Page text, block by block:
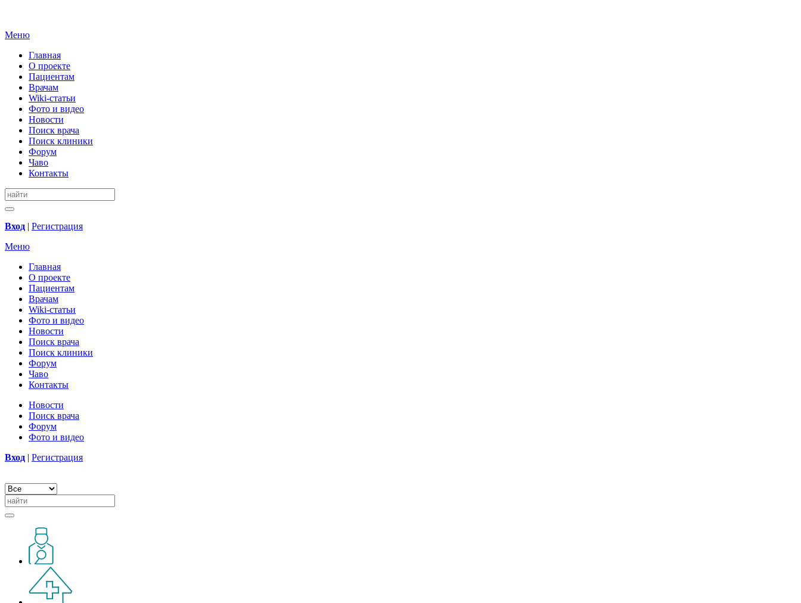
Меню
Главная
О проекте
Пациентам
Врачам
Wiki-статьи
Фото и видео
Новости
Поиск врача
Поиск клиники
Форум
Чаво
Контакты
Вход | Регистрация
Меню
Главная
О проекте
Пациентам
Врачам
Wiki-статьи
Фото и видео
Новости
Поиск врача
Поиск клиники
Форум
Чаво
Контакты
Новости
Поиск врача
Форум
Фото и видео
Вход | Регистрация